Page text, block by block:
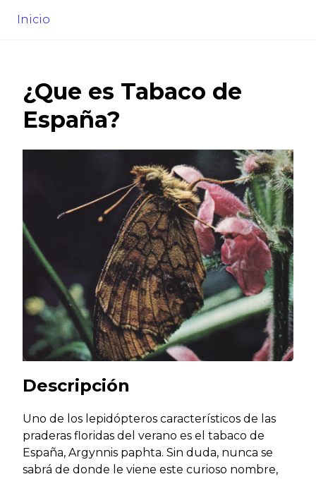
Inicio
¿Que es Tabaco de
España?
Descripción
Uno de los lepidópteros característicos de las
praderas floridas del verano es el tabaco de
España, Argynnis paphta. Sin duda, nunca se
sabrá de donde le viene este curioso nombre,